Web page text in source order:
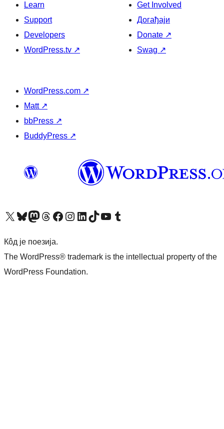
Learn
Support
Developers
WordPress.tv ↗
Get Involved
Догађаји
Donate ↗
Swag ↗
WordPress.com ↗
Matt ↗
bbPress ↗
BuddyPress ↗
Visit our X (formerly Twitter) account
Посетите наш Bluesky налог
Visit our Mastodon account
Посетите наш налог на Threads-у Visit our Facebook pageПосетите наш Инстаграм налог
Visit our LinkedIn account
Посетите наш TikTok налог
Visit our YouTube channel
Посетите наш Tumblr налог
Кôд је поезија.
The WordPress® trademark is the intellectual property of the
WordPress Foundation.